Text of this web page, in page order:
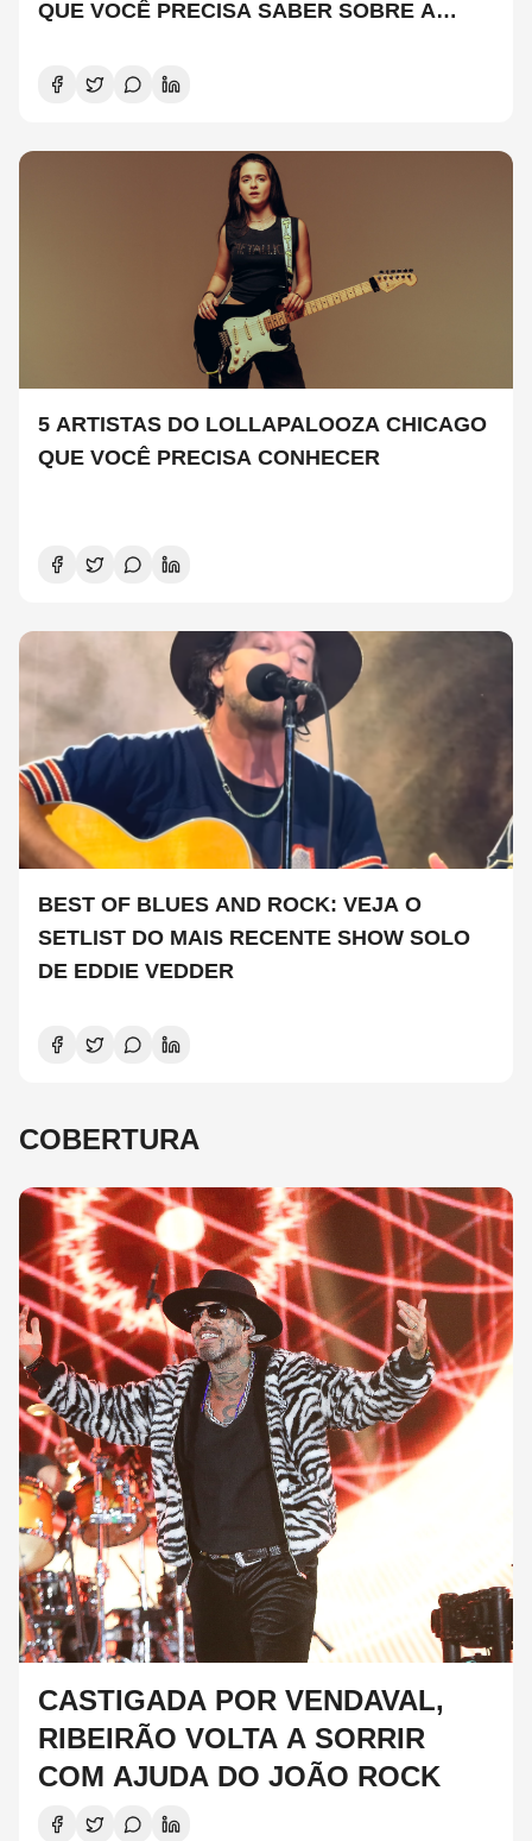
QUE VOCÊ PRECISA SABER SOBRE A
5 ARTISTAS DO LOLLAPALOOZA CHICAGO
QUE VOCÊ PRECISA CONHECER
BEST OF BLUES AND ROCK: VEJA O
SETLIST DO MAIS RECENTE SHOW SOLO
DE EDDIE VEDDER
COBERTURA
CASTIGADA POR VENDAVAL,
RIBEIRÃO VOLTA A SORRIR
COM AJUDA DO JOÃO ROCK